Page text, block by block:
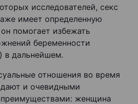
исследователей, секс
имеет определенную
помогает избежать
беременности
в дальнейшем.
отношения во время
и очевидными
преимуществами: женщина